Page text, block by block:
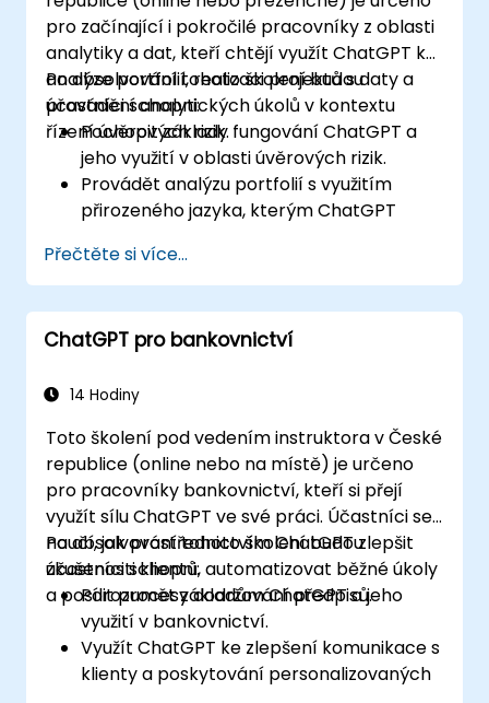
pro začínající i pokročilé pracovníky z oblasti
analytiky a dat, kteří chtějí využít ChatGPT k
analýze portfolií, realizaci projektů s daty a
provádění analytických úkolů v kontextu
řízení úvěrových rizik.
Po absolvování tohoto školení budou
účastníci schopni:
Pochopit základy fungování ChatGPT a
jeho využití v oblasti úvěrových rizik.
Provádět analýzu portfolií s využitím
přirozeného jazyka, kterým ChatGPT
Realizovat projekty z oblasti dat a
analytiky s pomocí ChatGPT.
Zefektivnit rozhodovací procesy v rámci
řízení úvěrových rizik díky využití
Identifikovat osvědčené postupy pro
rizik.
Přečtěte si více...
ChatGPT pro bankovnictví
14 Hodiny
Toto školení pod vedením instruktora v České
republice (online nebo na místě) je určeno
pro pracovníky bankovnictví, kteří si přejí
využít sílu ChatGPT ve své práci. Účastníci se
naučí, jak prostřednictvím ChatGPT zlepšit
zkušenosti klientů, automatizovat běžné úkoly
a posílit procesy dodržování předpisů.
Po absolvování tohoto školení budou
účastníci schopni:
Porozumět základům ChatGPT a jeho
využití v bankovnictví.
Využít ChatGPT ke zlepšení komunikace s
klienty a poskytování personalizovaných